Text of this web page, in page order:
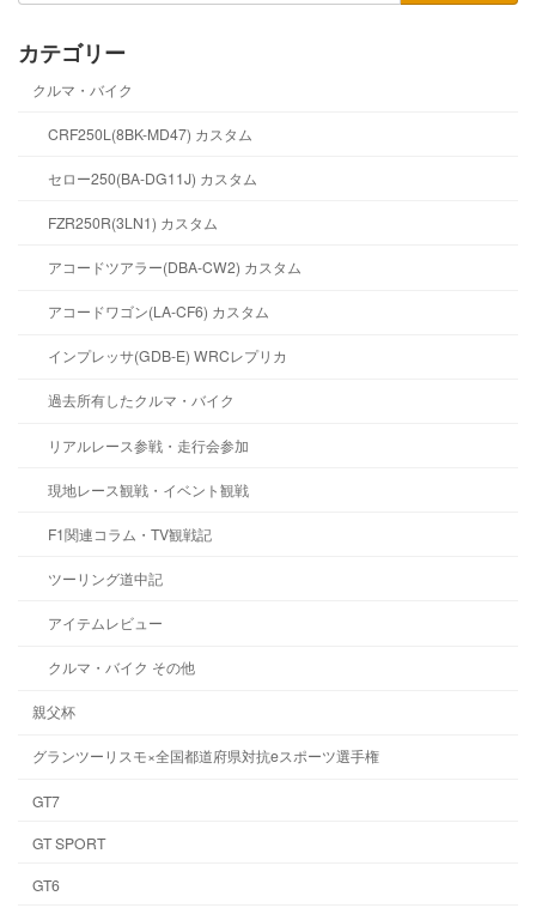
カテゴリー
クルマ・バイク
CRF250L(8BK-MD47) カスタム
セロー250(BA-DG11J) カスタム
FZR250R(3LN1) カスタム
アコードツアラー(DBA-CW2) カスタム
アコードワゴン(LA-CF6) カスタム
インプレッサ(GDB-E) WRCレプリカ
過去所有したクルマ・バイク
リアルレース参戦・走行会参加
現地レース観戦・イベント観戦
F1関連コラム・TV観戦記
ツーリング道中記
アイテムレビュー
クルマ・バイク その他
親父杯
グランツーリスモ×全国都道府県対抗eスポーツ選手権
GT7
GT SPORT
GT6